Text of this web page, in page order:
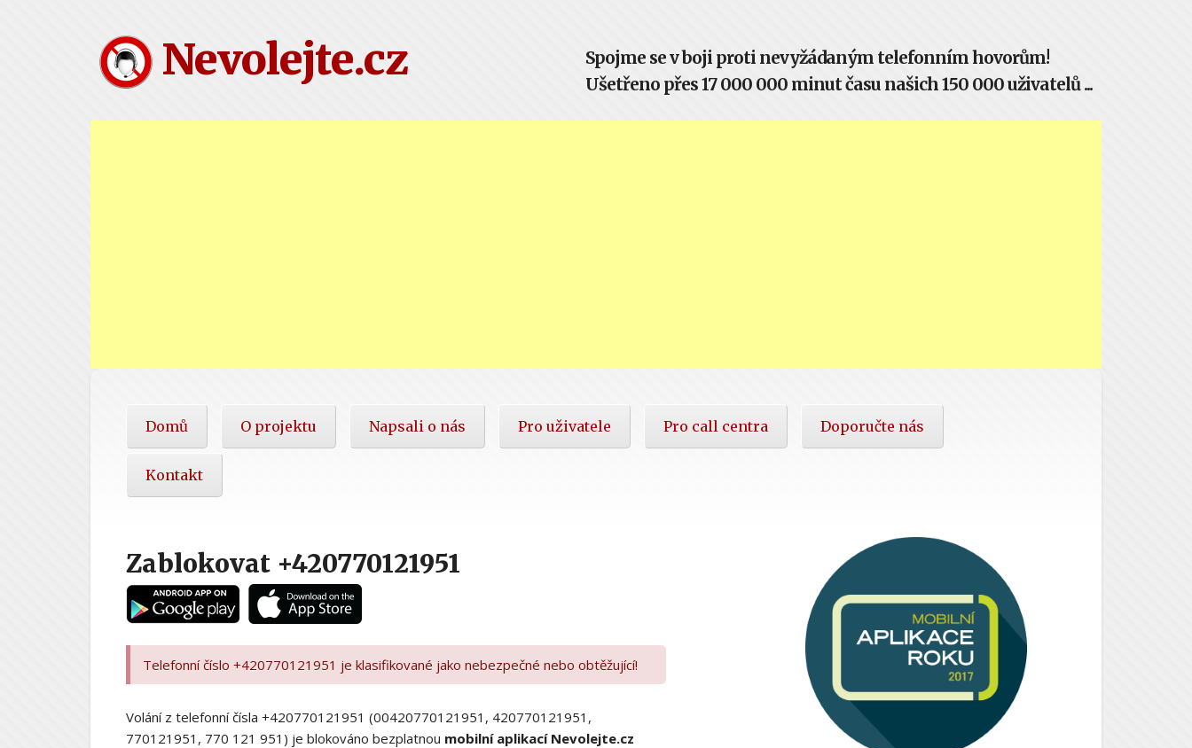
Nevolejte.cz
Spojme se v boji proti nevyžádaným telefonním hovorům!
Ušetřeno přes 17 000 000 minut času našich 150 000 uživatelů ...
Domů O projektu Napsali o nás Pro uživatele Pro call centra Doporučte nás
Kontakt
Zablokovat +420770121951
Telefonní číslo +420770121951 je klasifikované jako nebezpečné nebo obtěžující!
Volání z telefonní čísla +420770121951 (00420770121951, 420770121951,
770121951, 770 121 951) je blokováno bezplatnou mobilní aplikací Nevolejte.cz